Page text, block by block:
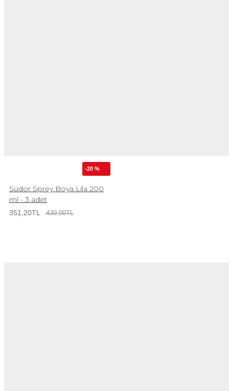
-20 %
Südor Sprey Boya Lila 200
ml - 3 adet
351,20TL 439,00TL